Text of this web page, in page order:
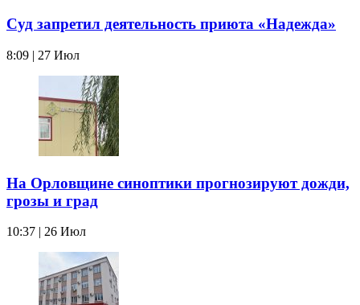
Суд запретил деятельность приюта «Надежда»
8:09 | 27 Июл
На Орловщине синоптики прогнозируют дожди,
грозы и град
10:37 | 26 Июл